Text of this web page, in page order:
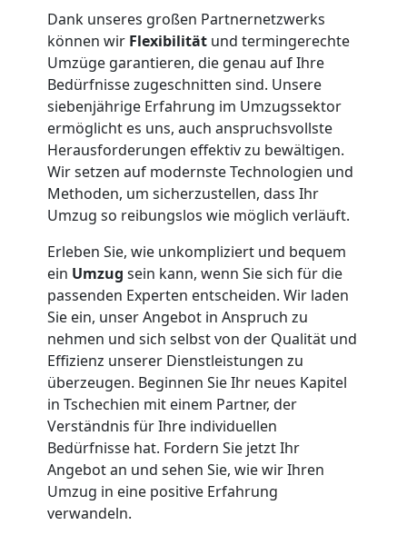
Dank unseres großen Partnernetzwerks
können wir Flexibilität und termingerechte
Umzüge garantieren, die genau auf Ihre
Bedürfnisse zugeschnitten sind. Unsere
siebenjährige Erfahrung im Umzugssektor
ermöglicht es uns, auch anspruchsvollste
Herausforderungen effektiv zu bewältigen.
Wir setzen auf modernste Technologien und
Methoden, um sicherzustellen, dass Ihr
Umzug so reibungslos wie möglich verläuft.
Erleben Sie, wie unkompliziert und bequem
ein Umzug sein kann, wenn Sie sich für die
passenden Experten entscheiden. Wir laden
Sie ein, unser Angebot in Anspruch zu
nehmen und sich selbst von der Qualität und
Effizienz unserer Dienstleistungen zu
überzeugen. Beginnen Sie Ihr neues Kapitel
in Tschechien mit einem Partner, der
Verständnis für Ihre individuellen
Bedürfnisse hat. Fordern Sie jetzt Ihr
Angebot an und sehen Sie, wie wir Ihren
Umzug in eine positive Erfahrung
verwandeln.
Vereinsumzug
Wiener
Neustadt
Anfrage
Möbeltransport
National
Möbeltransport
International
Beiladung